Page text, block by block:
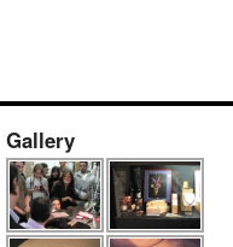
Gallery